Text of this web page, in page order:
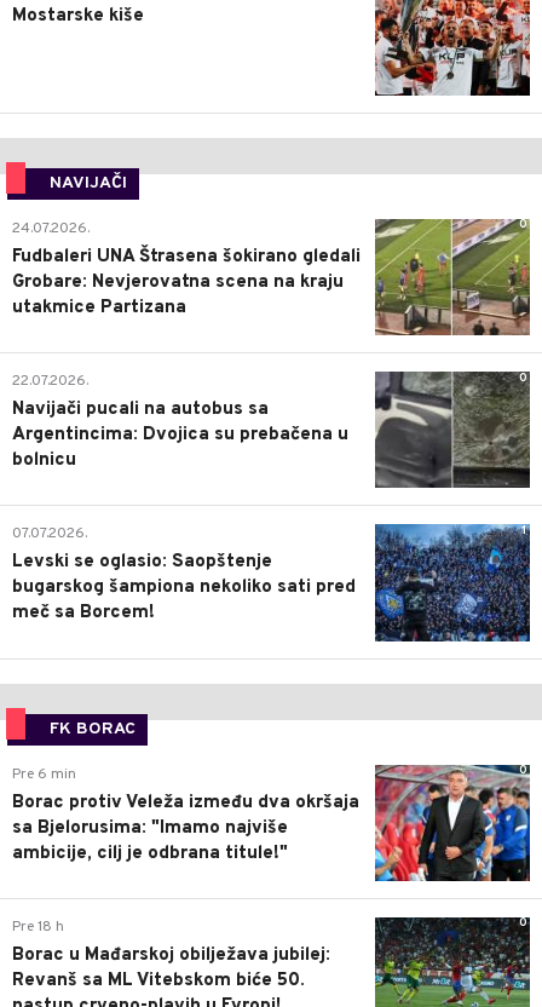
Mostarske kiše
NAVIJAČI
0
24.07.2026.
Fudbaleri UNA Štrasena šokirano gledali
Grobare: Nevjerovatna scena na kraju
utakmice Partizana
0
22.07.2026.
Navijači pucali na autobus sa
Argentincima: Dvojica su prebačena u
bolnicu
1
07.07.2026.
Levski se oglasio: Saopštenje
bugarskog šampiona nekoliko sati pred
meč sa Borcem!
FK BORAC
0
Pre 6 min
Borac protiv Veleža između dva okršaja
sa Bjelorusima: "Imamo najviše
ambicije, cilj je odbrana titule!"
0
Pre 18 h
Borac u Mađarskoj obilježava jubilej:
Revanš sa ML Vitebskom biće 50.